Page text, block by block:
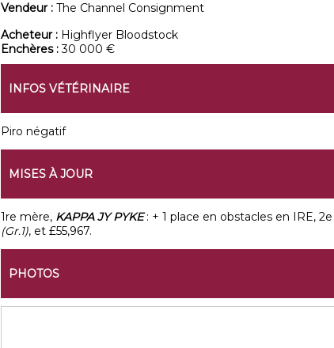
Vendeur : The Channel Consignment
Acheteur : Highflyer Bloodstock
Enchères :30 000 €
INFOS VÉTÉRINAIRE
Piro négatif
MISES À JOUR
1re mère, KAPPA JY PYKE: + 1 place en obstacles en IRE,
(Gr.1), et £55,967.
PHOTOS